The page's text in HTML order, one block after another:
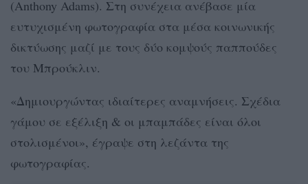
(Anthony Adams). Στη συνέχεια ανέβασε μία
ευτυχισμένη φωτογραφία στα μέσα κοινωνικής
δικτύωσης μαζί με τους δύο κομψούς παππούδες
του Μπρούκλιν.
«Δημιουργώντας ιδιαίτερες αναμνήσεις. Σχέδια
γάμου σε εξέλιξη & οι μπαμπάδες είναι όλοι
στολισμένοι», έγραψε στη λεζάντα της
φωτογραφίας.